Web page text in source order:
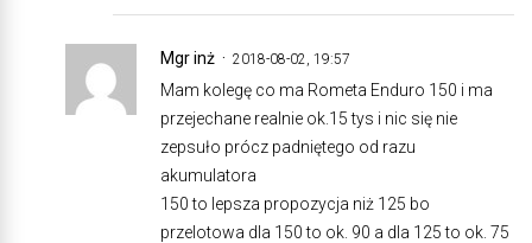
Mgr inż 2018-08-02, 19:57
Mam kolegę co ma Rometa Enduro 150 i ma
przejechane realnie ok.15 tys i nic się nie
zepsuło prócz padniętego od razu
akumulatora
150 to lepsza propozycja niż 125 bo
przelotowa dla 150 to ok. 90 a dla 125 to ok. 75